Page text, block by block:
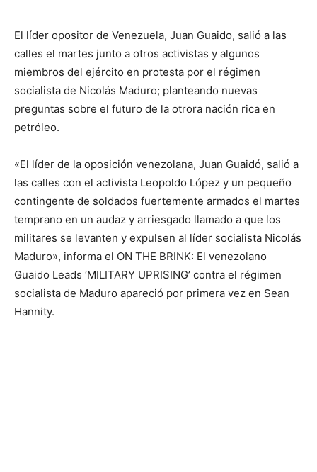
El líder opositor de Venezuela, Juan Guaido, salió a las
calles el martes junto a otros activistas y algunos
miembros del ejército en protesta por el régimen
socialista de Nicolás Maduro; planteando nuevas
preguntas sobre el futuro de la otrora nación rica en
petróleo.
«El líder de la oposición venezolana, Juan Guaidó, salió a
las calles con el activista Leopoldo López y un pequeño
contingente de soldados fuertemente armados el martes
temprano en un audaz y arriesgado llamado a que los
militares se levanten y expulsen al líder socialista Nicolás
Maduro», informa el ON THE BRINK: El venezolano
Guaido Leads ‘MILITARY UPRISING’ contra el régimen
socialista de Maduro apareció por primera vez en Sean
Hannity.